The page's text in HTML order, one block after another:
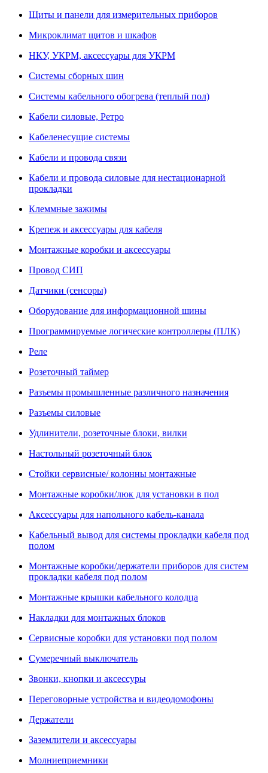
Щиты и панели для измерительных приборов
Микроклимат щитов и шкафов
НКУ, УКРМ, аксессуары для УКРМ
Системы сборных шин
Системы кабельного обогрева (теплый пол)
Кабели силовые, Ретро
Кабеленесущие системы
Кабели и провода связи
Кабели и провода силовые для нестационарной
прокладки
Клеммные зажимы
Крепеж и аксессуары для кабеля
Монтажные коробки и аксессуары
Провод СИП
Датчики (сенсоры)
Оборудование для информационной шины
Программируемые логические контроллеры (ПЛК)
Реле
Розеточный таймер
Разъемы промышленные различного назначения
Разъемы силовые
Удлинители, розеточные блоки, вилки
Настольный розеточный блок
Стойки сервисные/ колонны монтажные
Монтажные коробки/люк для установки в пол
Аксессуары для напольного кабель-канала
Кабельный вывод для системы прокладки кабеля под
полом
Монтажные коробки/держатели приборов для систем
прокладки кабеля под полом
Монтажные крышки кабельного колодца
Накладки для монтажных блоков
Сервисные коробки для установки под полом
Сумеречный выключатель
Звонки, кнопки и аксессуры
Переговорные устройства и видеодомофоны
Держатели
Заземлители и аксессуары
Молниеприемники